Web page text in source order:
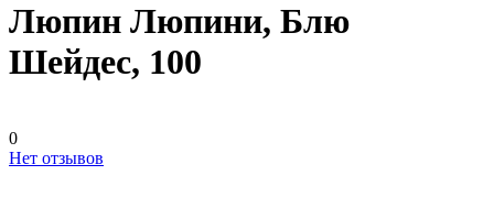
Люпин Люпини, Блю
Шейдес, 100
0
Нет отзывов